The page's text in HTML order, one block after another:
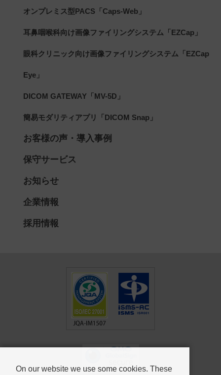
オンプレミス型PACS「Caps-Web」
耳鼻咽喉科向け画像ファイリングシステム「EZCap」
眼科クリニック向け画像ファイリングシステム「EZCap
Eye」
DICOM GATEWAY「MV-5D」
簡易モダリティアプリ「DICOM Snap」
お客様の声・導入事例
保守サービス
お知らせ
企業情報
採用情報
On our website we use some cookies. These